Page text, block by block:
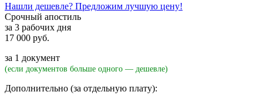
Нашли дешевле? Предложим лучшую цену!
Срочный апостиль
за 3 рабочих дня
17 000 руб.
за 1 документ
(если документов больше одного — дешевле)
Дополнительно (за отдельную плату):